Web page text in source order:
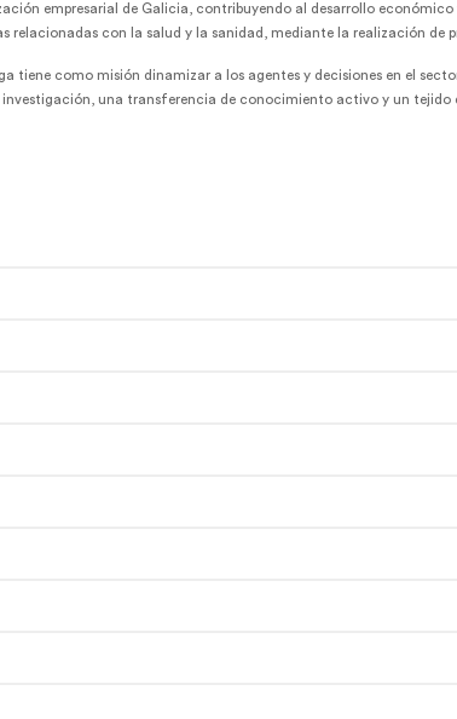
empresarial de Galicia, contribuyendo al desarrollo
relacionadas con la salud y la sanidad, mediante la realización de
tiene como misión dinamizar a los agentes y decisiones en el
una transferencia de conocimiento activo y un